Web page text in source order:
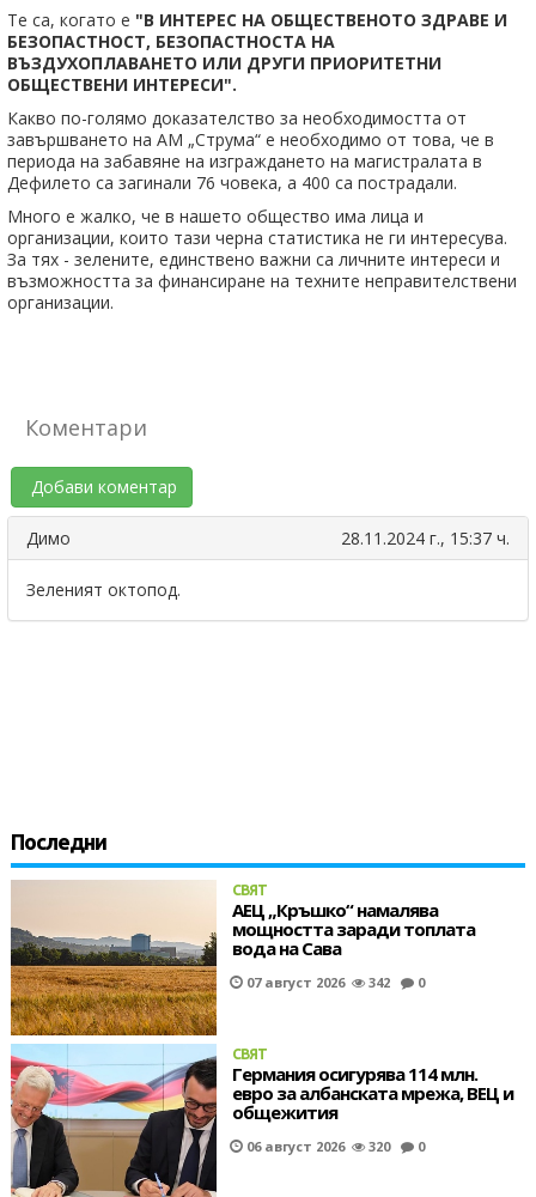
Те са, когато е "В ИНТЕРЕС НА ОБЩЕСТВЕНОТО ЗДРАВЕ И
БЕЗОПАСТНОСТ, БЕЗОПАСТНОСТА НА
ВЪЗДУХОПЛАВАНЕТО ИЛИ ДРУГИ ПРИОРИТЕТНИ
ОБЩЕСТВЕНИ ИНТЕРЕСИ".
Какво по-голямо доказателство за необходимостта от
завършването на АМ „Струма“ е необходимо от това, че в
периода на забавяне на изграждането на магистралата в
Дефилето са загинали 76 човека, а 400 са пострадали.
Много е жалко, че в нашето общество има лица и
организации, които тази черна статистика не ги интересува.
За тях - зелените, единствено важни са личните интереси и
възможността за финансиране на техните неправителствени
организации.
Коментари
Добави коментар
Димо 28.11.2024 г., 15:37 ч.
Зеленият октопод.
Последни
СВЯТ
АЕЦ „Кръшко“ намалява
мощността заради топлата
вода на Сава
07 август 2026 342 0
СВЯТ
Германия осигурява 114 млн.
евро за албанската мрежа, ВЕЦ и
общежития
06 август 2026 320 0